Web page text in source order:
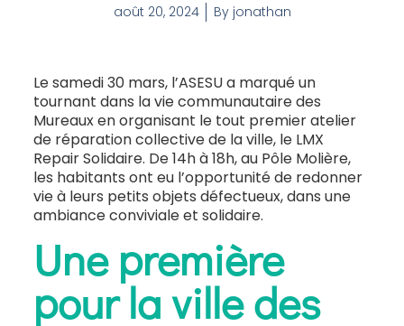
août 20, 2024 Byjonathan
Le samedi 30 mars, l’ASESU a marqué un
tournant dans la vie communautaire des
Mureaux en organisant le tout premier atelier
de réparation collective de la ville, le LMX
Repair Solidaire. De 14h à 18h, au Pôle Molière,
les habitants ont eu l’opportunité de redonner
vie à leurs petits objets défectueux, dans une
ambiance conviviale et solidaire.
Une première
pour la ville des